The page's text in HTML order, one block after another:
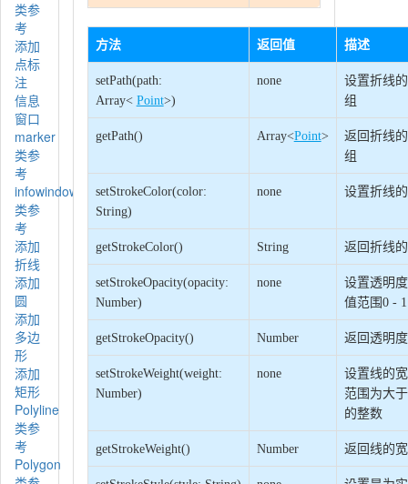
类参
考
添加
点标
注
信息
窗口
marker
类参
考
infowindow
类参
考
添加
折线
添加
圆
添加
多边
形
添加
矩形
Polyline
类参
考
Polygon
方法 返回值 描述
setPath(path:
Array< Point>)
none
设置折线
组
getPath() Array<Point>
返回折线
组
setStrokeColor(color:
String)
none 设置折线
getStrokeColor() String 返回折线
setStrokeOpacity(opacity:
Number)
none
设置透明
值范围0 - 1
getStrokeOpacity() Number 返回透明度
setStrokeWeight(weight:
Number)
none
设置线的
范围为大
的整数
getStrokeWeight() Number 返回线的